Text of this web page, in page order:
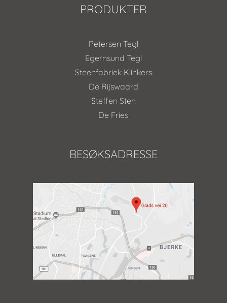
PRODUKTER
Petersen Tegl
Egernsund Tegl
Steenfabriek Klinkers
De Rijswaard
Steffen Sten
De Fries
BESØKSADRESSE